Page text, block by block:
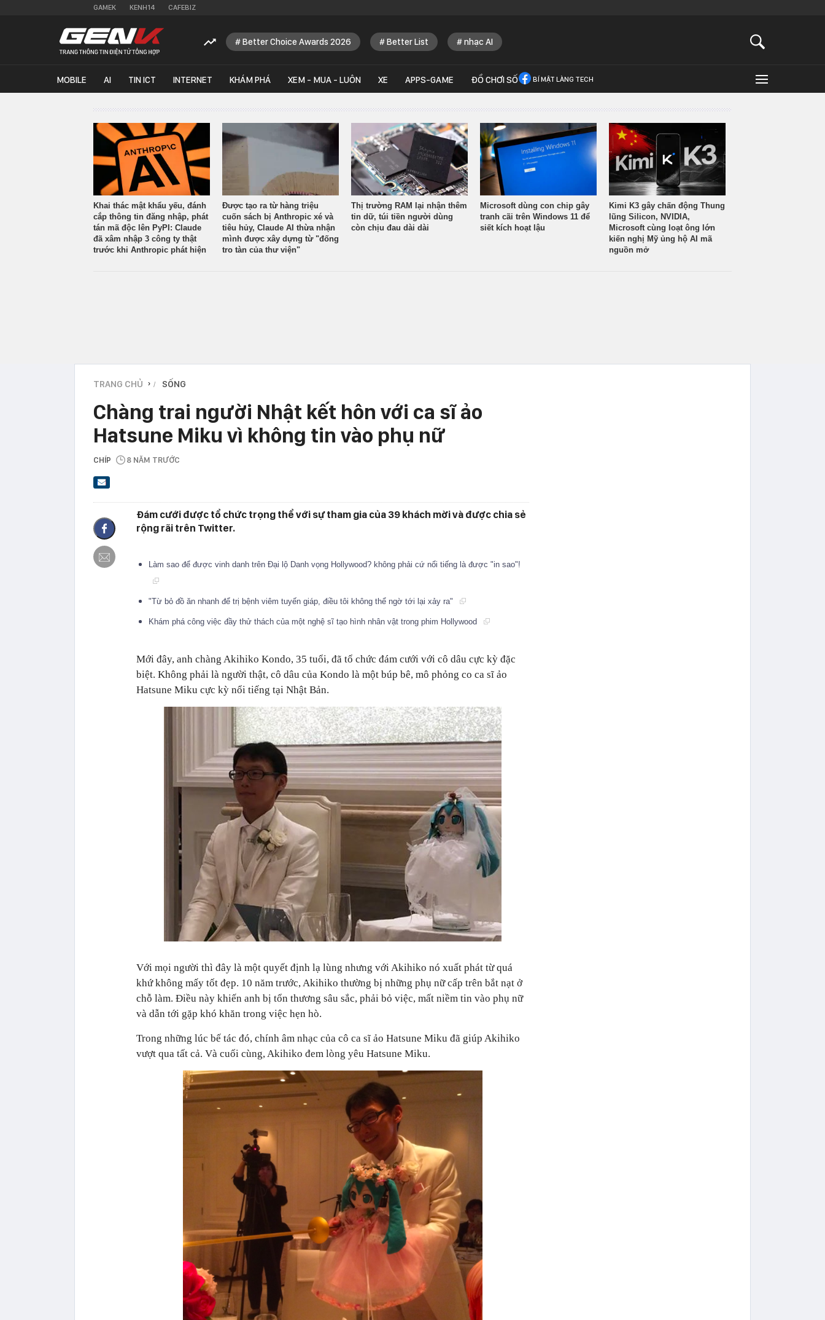
GAMEK KENH14 CAFEBIZ
Better Choice Awards 2026 Better List nhạc AI
MOBILE AI TIN ICT INTERNET KHÁM PHÁ XEM - MUA - LUÔN XE APPS-GAME ĐỒ CHƠI SỐ BÍ MẬT LÀNG TECH
Khai thác mật khẩu yếu, đánh
cắp thông tin đăng nhập, phát
tán mã độc lên PyPI: Claude
đã xâm nhập 3 công ty thật
trước khi Anthropic phát hiện
Được tạo ra từ hàng triệu
cuốn sách bị Anthropic xé và
tiêu hủy, Claude AI thừa nhận
mình được xây dựng từ "đống
tro tàn của thư viện"
Thị trường RAM lại nhận thêm
tin dữ, túi tiền người dùng
còn chịu đau dài dài
Microsoft dùng con chip gây
tranh cãi trên Windows 11 để
siết kích hoạt lậu
Kimi K3 gây chấn động Thung
lũng Silicon, NVIDIA,
Microsoft cùng loạt ông lớn
kiến nghị Mỹ ủng hộ AI mã
nguồn mở
TRANG CHỦ › SỐNG
Chàng trai người Nhật kết hôn với ca sĩ ảo
Hatsune Miku vì không tin vào phụ nữ
CHÍP 8 NĂM TRƯỚC
Đám cưới được tổ chức trọng thể với sự tham gia của 39 khách mời và được chia sẻ
rộng rãi trên Twitter.
Làm sao để được vinh danh trên Đại lộ Danh vọng Hollywood? không phải cứ nổi tiếng là được "in sao"!
"Từ bỏ đồ ăn nhanh để trị bệnh viêm tuyến giáp, điều tôi không thể ngờ tới lại xảy ra"
Khám phá công việc đầy thử thách của một nghệ sĩ tạo hình nhân vật trong phim Hollywood
Mới đây, anh chàng Akihiko Kondo, 35 tuổi, đã tổ chức đám cưới với cô dâu cực kỳ đặc
biệt. Không phải là người thật, cô dâu của Kondo là một búp bê, mô phỏng co ca sĩ ảo
Hatsune Miku cực kỳ nổi tiếng tại Nhật Bản.
Với mọi người thì đây là một quyết định lạ lùng nhưng với Akihiko nó xuất phát từ quá
khứ không mấy tốt đẹp. 10 năm trước, Akihiko thường bị những phụ nữ cấp trên bắt nạt ở
chỗ làm. Điều này khiến anh bị tổn thương sâu sắc, phải bỏ việc, mất niềm tin vào phụ nữ
và dẫn tới gặp khó khăn trong việc hẹn hò.
Trong những lúc bế tác đó, chính âm nhạc của cô ca sĩ ảo Hatsune Miku đã giúp Akihiko
vượt qua tất cả. Và cuối cùng, Akihiko đem lòng yêu Hatsune Miku.